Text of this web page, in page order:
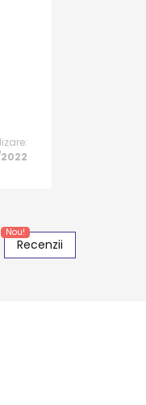
Recenzii
Nou!